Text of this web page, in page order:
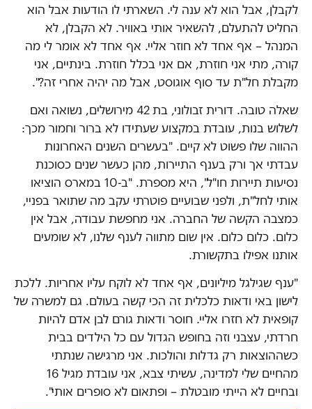
לקבלן, אבל הוא לא ענה לי. השארתי לו הודעות אבל הוא
החליט להתעלם, להשאיר אותי באוויר. לא הקבלן, לא
המנהל – אף אחד לא חוזר אליי. אף אחד לא אומר לי מה
קורה, מתי אני חוזרת, אם אני בכלל חוזרת. בינתיים, אני
מקבלת חל"ת עד סוף אוגוסט, אבל מה יהיה אחרי זה?".
שאלה טובה. דורית זבולוני, בת 42 מירושלים, נשואה ואם
לשלוש בנות, עובדת במקצוע שעתידו לא ברור וחמור מכך:
ההווה שלו פשוט לא קיים. "בעשרים השנים האחרונות
עבדתי אך ורק בענף התיירות, מהן כעשר שנים כסוכנת
נסיעות תיירות חו"ל", היא מספרת. "ב-10 במארס הוציאו
אותי לחל"ת, ולפני שבועיים פוטרתי עקב מה שתואר בפניי,
כמצבה הקשה של החברה. אני מחפשת עבודה, אבל אין
כלום. כלום כלום. אין שום מתווה לענף שלנו, לא שומעים
אותנו אפילו בתקשורת.
"ענף שגילגל מיליונים, אף אחד לא לוקח עליו אחריות. ללכת
לישון באי ודאות כלכלית זה הכי קשה בעולם. גם למשרה של
קופאית לא חזרו אליי. חוסר ודאות גורם לבן אדם להיות
חרדתי, עצבני וזה בחופש הגדול עם כל הילדים בבית
כשההוצאות רק גדלות והולכות. אני מרגישה שנתתי
מהחיים שלי למדינה, עשיתי צבא, אני עובדת מגיל 16
ובחיים לא הייתי מובטלת – ופתאום לא סופרים אותי".